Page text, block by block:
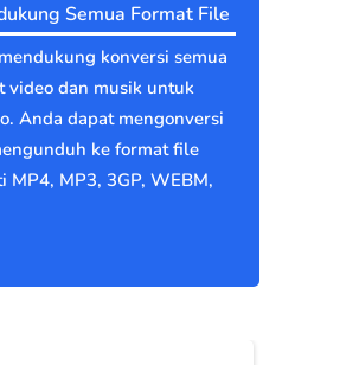
Semua Format File
konversi semua
video dan musik untuk
Anda dapat mengonversi
ke format file
MP4, MP3, 3GP, WEBM,